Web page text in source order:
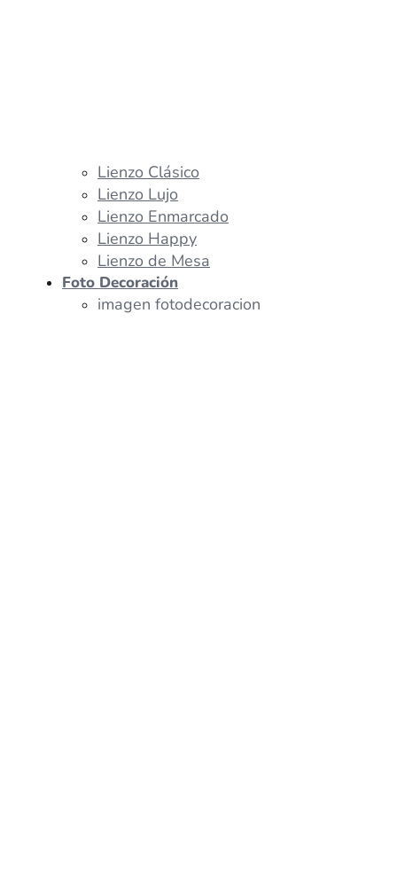
Lienzo Clásico
Lienzo Lujo
Lienzo Enmarcado
Lienzo Happy
Lienzo de Mesa
Foto Decoración
imagen fotodecoracion